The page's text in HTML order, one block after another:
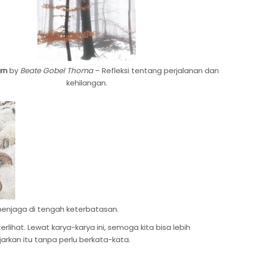
by Beate Gobel Thoma– Refleksi tentang perjalanan dan
kehilangan.
di tengah keterbatasan.
Lewat karya-karya ini, semoga kita bisa lebih
itu tanpa perlu berkata-kata.